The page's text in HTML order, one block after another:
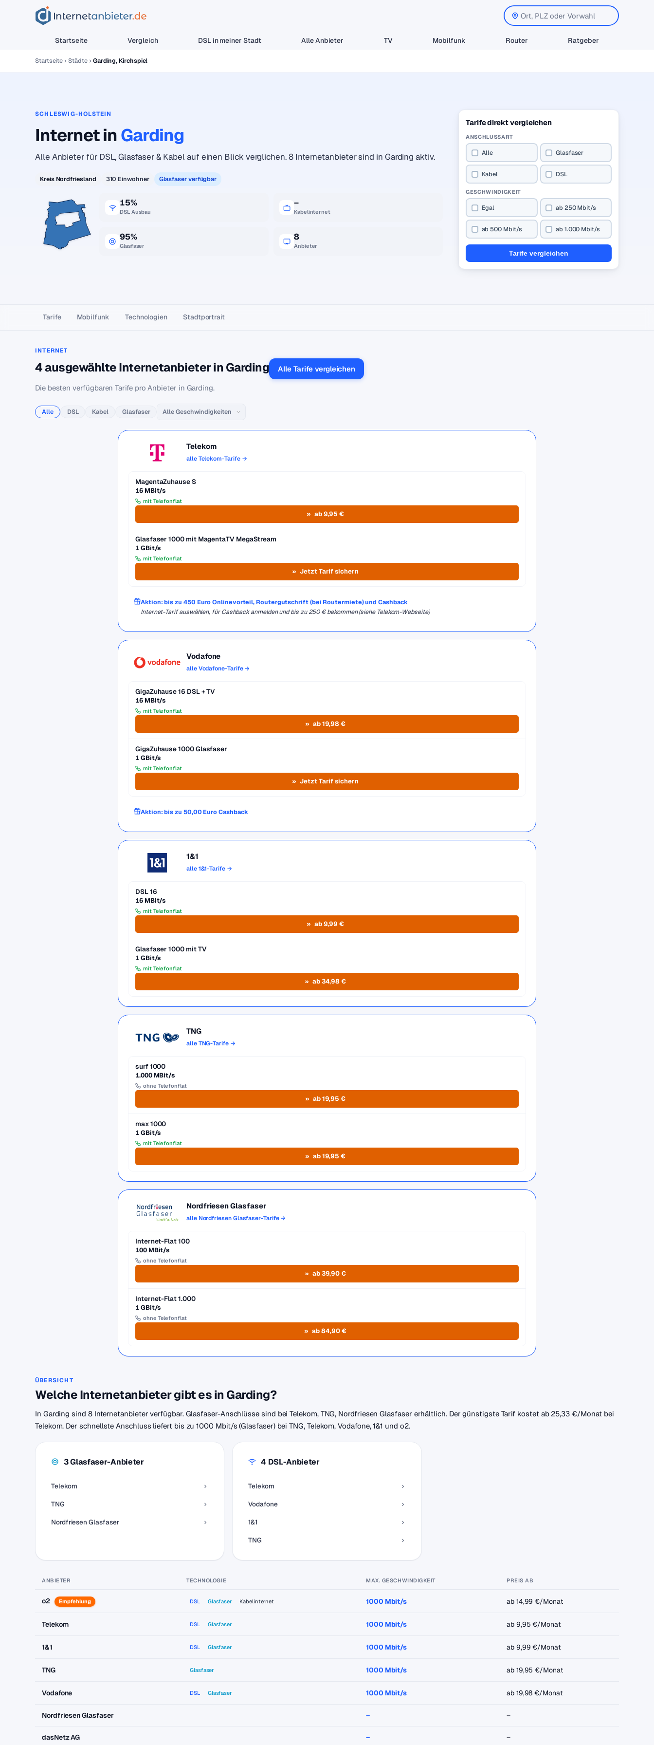
Startseite Vergleich DSL in meiner Stadt Alle Anbieter TV Mobilfunk Router Ratgeber
Startseite Städte Garding, Kirchspiel
SCHLESWIG-HOLSTEIN
Internet in Garding
Alle Anbieter für DSL, Glasfaser & Kabel auf einen Blick verglichen. 8 Internetanbieter sind in Garding aktiv.
Kreis Nordfriesland 310 Einwohner Glasfaser verfügbar
15%
DSL Ausbau
–
Kabelinternet
95%
Glasfaser
8
Anbieter
Tarife direkt vergleichen
ANSCHLUSSART
Alle Glasfaser
Kabel DSL
GESCHWINDIGKEIT
Egal ab 250 Mbit/s
ab 500 Mbit/s ab 1.000 Mbit/s
Tarife vergleichen
Tarife Mobilfunk Technologien Stadtportrait
INTERNET
4 ausgewählte Internetanbieter in Garding Alle Tarife vergleichen
Die besten verfügbaren Tarife pro Anbieter in Garding.
Alle DSL Kabel Glasfaser
Telekom
alle Telekom-Tarife →
MagentaZuhause S
16 MBit/s
mit Telefonflat
ab 9,95 €
Glasfaser 1000 mit MagentaTV MegaStream
1 GBit/s
mit Telefonflat
Jetzt Tarif sichern
Aktion: bis zu 450 Euro Onlinevorteil, Routergutschrift (bei Routermiete) und Cashback
Internet-Tarif auswählen, für Cashback anmelden und bis zu 250 € bekommen (siehe Telekom-Webseite)
Vodafone
alle Vodafone-Tarife →
GigaZuhause 16 DSL + TV
16 MBit/s
mit Telefonflat
ab 19,98 €
GigaZuhause 1000 Glasfaser
1 GBit/s
mit Telefonflat
Jetzt Tarif sichern
Aktion: bis zu 50,00 Euro Cashback
1&1
alle 1&1-Tarife →
DSL 16
16 MBit/s
mit Telefonflat
ab 9,99 €
Glasfaser 1000 mit TV
1 GBit/s
mit Telefonflat
ab 34,98 €
TNG
alle TNG-Tarife →
surf 1000
1.000 MBit/s
ohne Telefonflat
ab 19,95 €
max 1000
1 GBit/s
mit Telefonflat
ab 19,95 €
Nordfriesen Glasfaser
alle Nordfriesen Glasfaser-Tarife →
Internet-Flat 100
100 MBit/s
ohne Telefonflat
ab 39,90 €
Internet-Flat 1.000
1 GBit/s
ohne Telefonflat
ab 84,90 €
ÜBERSICHT
Welche Internetanbieter gibt es in Garding?
In Garding sind 8 Internetanbieter verfügbar. Glasfaser-Anschlüsse sind bei Telekom, TNG, Nordfriesen Glasfaser erhältlich. Der günstigste Tarif kostet ab 25,33 €/Monat bei
Telekom. Der schnellste Anschluss liefert bis zu 1000 Mbit/s (Glasfaser) bei TNG, Telekom, Vodafone, 1&1 und o2.
3 Glasfaser-Anbieter
Telekom
TNG
Nordfriesen Glasfaser
4 DSL-Anbieter
Telekom
Vodafone
1&1
TNG
ANBIETER TECHNOLOGIE MAX. GESCHWINDIGKEIT PREIS AB
o2 Empfehlung DSL Glasfaser Kabelinternet 1000 Mbit/s ab 14,99 €/Monat
Telekom DSL Glasfaser 1000 Mbit/s ab 9,95 €/Monat
1&1 DSL Glasfaser 1000 Mbit/s ab 9,99 €/Monat
TNG Glasfaser 1000 Mbit/s ab 19,95 €/Monat
Vodafone DSL Glasfaser 1000 Mbit/s ab 19,98 €/Monat
Nordfriesen Glasfaser – –
dasNetz AG – –